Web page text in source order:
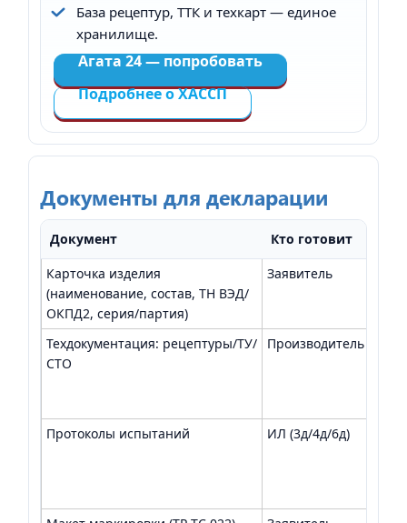
База рецептур, ТТК и техкарт — единое
хранилище.
Агата 24 — попробовать
Подробнее о ХАССП
Документы для декларации
Документ Кто готовит
Карточка изделия
(наименование, состав, ТН ВЭД/
ОКПД2, серия/партия)
Заявитель
Техдокументация: рецептуры/ТУ/
СТО
Производитель
Протоколы испытаний ИЛ (3д/4д/6д)